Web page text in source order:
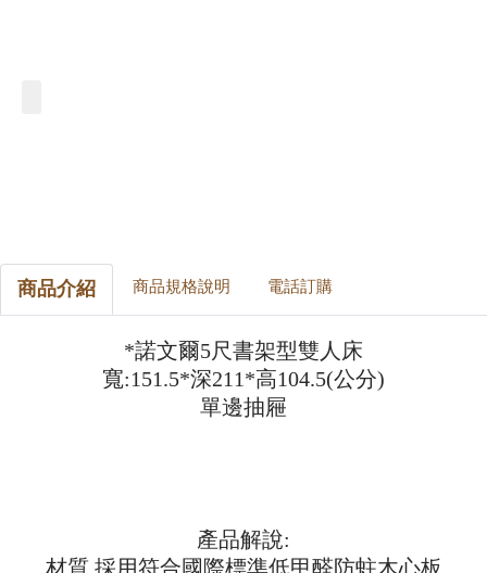
商品介紹 商品規格說明 電話訂購
*諾文爾5尺書架型雙人床
寬:151.5*深211*高104.5(公分)
單邊抽屜
產品解說:
材質 採用符合國際標準低甲醛防蛀木心板